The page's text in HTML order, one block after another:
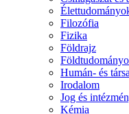
Filozófia
Fizika
Földrajz
Humán- és
Irodalom
Jog és
Kémia